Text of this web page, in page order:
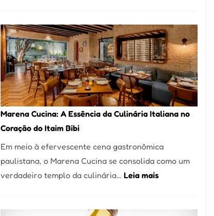
Como
Escolher
o
Forno
Ideal
para
sua
Marena Cucina: A Essência da Culinária Italiana no
Coração do Itaim Bibi
Em meio à efervescente cena gastronômica
paulistana, o Marena Cucina se consolida como um
verdadeiro templo da culinária… Leia mais: